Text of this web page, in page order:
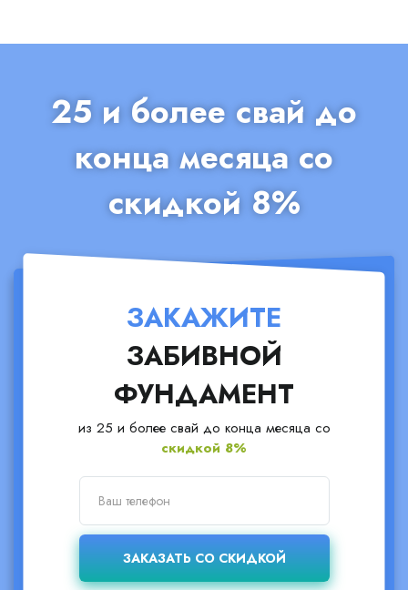
25 и более свай до
конца месяца со
скидкой 8%
ЗАКАЖИТЕ
ЗАБИВНОЙ
ФУНДАМЕНТ
из 25 и более свай до конца месяца со
скидкой 8%